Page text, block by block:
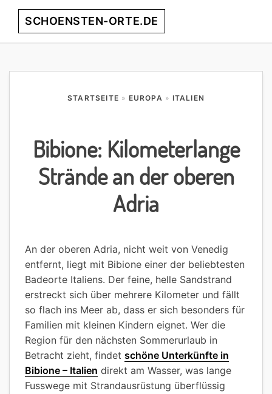
Skip
Skip
Skip
Skip
SCHOENSTEN-ORTE.DE
STARTSEITE » EUROPA » ITALIEN
Bibione: Kilometerlange
Strände an der oberen
Adria
An der oberen Adria, nicht weit von Venedig
entfernt, liegt mit Bibione einer der beliebtesten
Badeorte Italiens. Der feine, helle Sandstrand
erstreckt sich über mehrere Kilometer und fällt
so flach ins Meer ab, dass er sich besonders für
Familien mit kleinen Kindern eignet. Wer die
Region für den nächsten Sommerurlaub in
Betracht zieht, findet schöne Unterkünfte in
Bibione – Italien direkt am Wasser, was lange
Fusswege mit Strandausrüstung überflüssig